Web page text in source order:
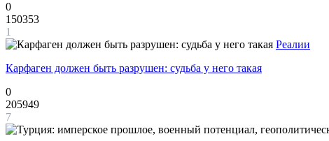
0
150353
1
Реалии
Карфаген должен быть разрушен: судьба у него такая
0
205949
7